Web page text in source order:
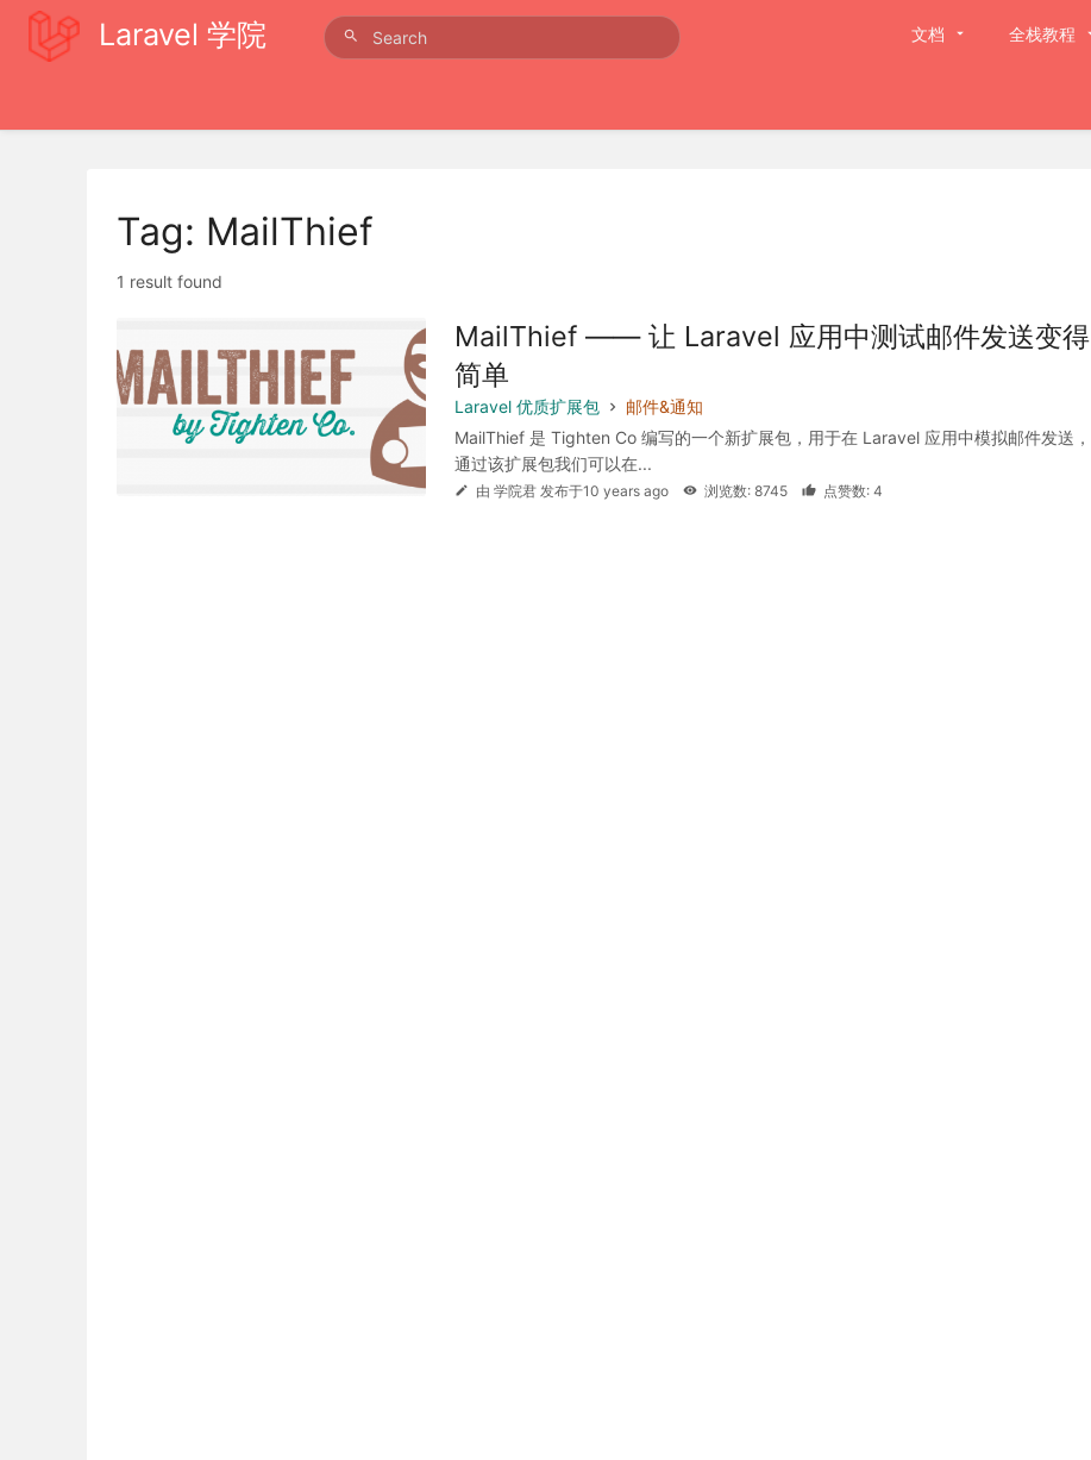
Laravel 学院 文档 全栈教程
Tag: MailThief
1 result found
MailThief —— 让 Laravel 应用中测试邮件发送变得
简单
Laravel 优质扩展包
邮件&通知
MailThief 是 Tighten Co 编写的一个新扩展包，用于在 Laravel 应用中模拟邮件发送，
通过该扩展包我们可以在...
由 学院君 发布于10 years ago 浏览数: 8745 点赞数: 4